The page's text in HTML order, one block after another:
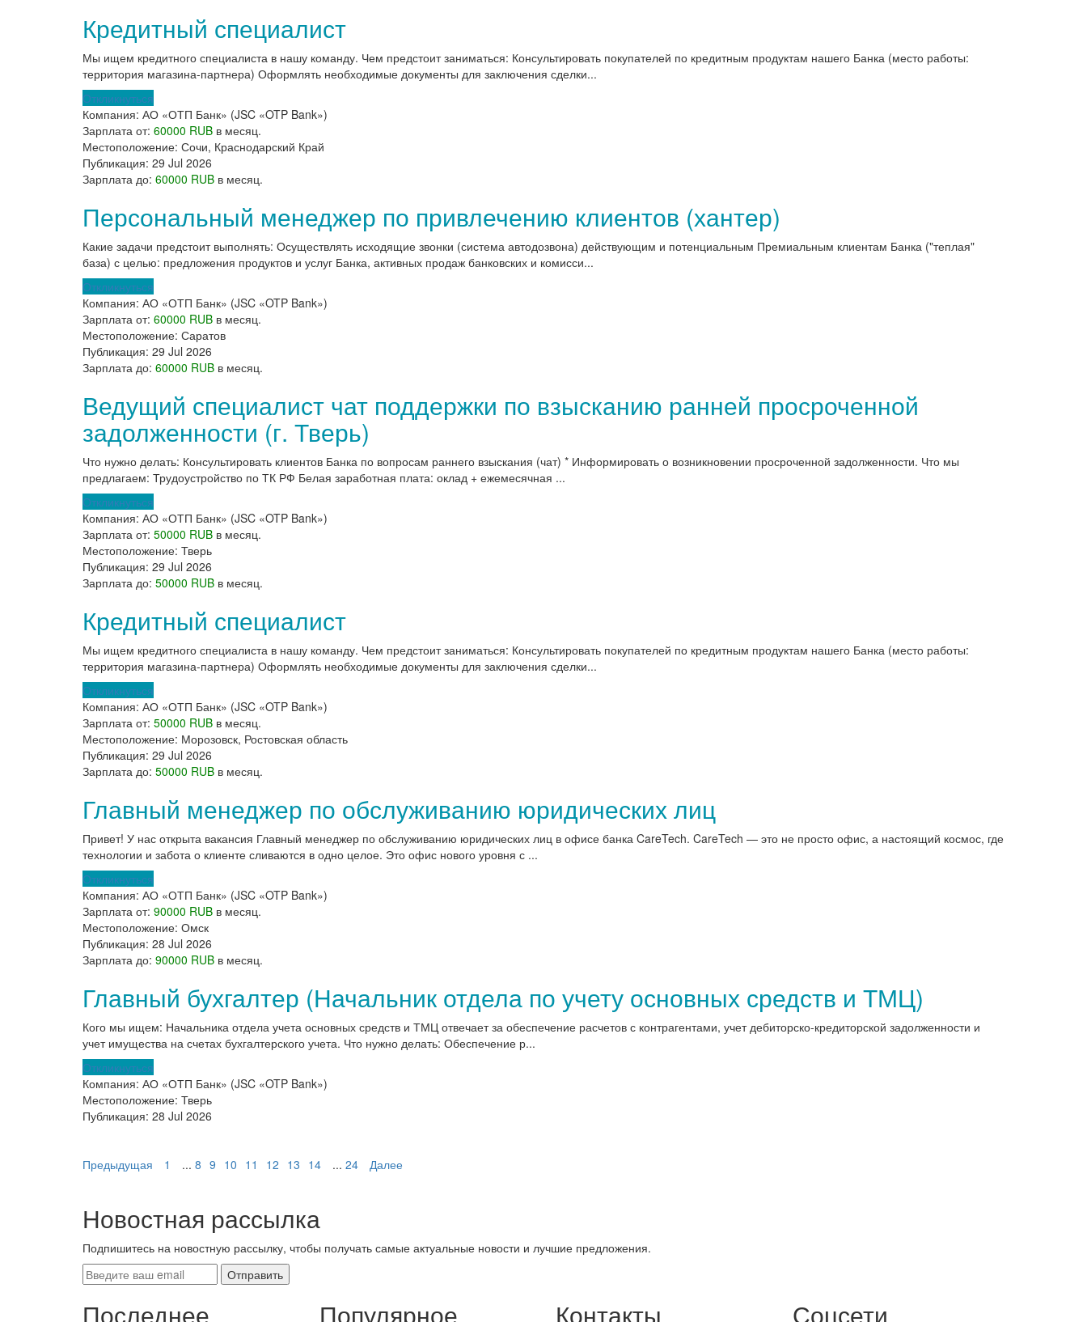
Кредитный специалист
Мы ищем кредитного специалиста в нашу команду. Чем предстоит заниматься: Консультировать покупателей по кредитным продуктам нашего Банка (место работы:
территория магазина-партнера) Оформлять необходимые документы для заключения сделки...
Откликнуться
Компания: АО «ОТП Банк» (JSC «OTP Bank»)
Зарплата от: 60000 RUB в месяц.
Местоположение: Сочи, Краснодарский Край
Публикация: 29 Jul 2026
Зарплата до: 60000 RUB в месяц.
Персональный менеджер по привлечению клиентов (хантер)
Какие задачи предстоит выполнять: Осуществлять исходящие звонки (система автодозвона) действующим и потенциальным Премиальным клиентам Банка ("теплая"
база) с целью: предложения продуктов и услуг Банка, активных продаж банковских и комисси...
Откликнуться
Компания: АО «ОТП Банк» (JSC «OTP Bank»)
Зарплата от: 60000 RUB в месяц.
Местоположение: Саратов
Публикация: 29 Jul 2026
Зарплата до: 60000 RUB в месяц.
Ведущий специалист чат поддержки по взысканию ранней просроченной
задолженности (г. Тверь)
Что нужно делать: Консультировать клиентов Банка по вопросам раннего взыскания (чат) * Информировать о возникновении просроченной задолженности. Что мы
предлагаем: Трудоустройство по ТК РФ Белая заработная плата: оклад + ежемесячная ...
Откликнуться
Компания: АО «ОТП Банк» (JSC «OTP Bank»)
Зарплата от: 50000 RUB в месяц.
Местоположение: Тверь
Публикация: 29 Jul 2026
Зарплата до: 50000 RUB в месяц.
Кредитный специалист
Мы ищем кредитного специалиста в нашу команду. Чем предстоит заниматься: Консультировать покупателей по кредитным продуктам нашего Банка (место работы:
территория магазина-партнера) Оформлять необходимые документы для заключения сделки...
Откликнуться
Компания: АО «ОТП Банк» (JSC «OTP Bank»)
Зарплата от: 50000 RUB в месяц.
Местоположение: Морозовск, Ростовская область
Публикация: 29 Jul 2026
Зарплата до: 50000 RUB в месяц.
Главный менеджер по обслуживанию юридических лиц
Привет! У нас открыта вакансия Главный менеджер по обслуживанию юридических лиц в офисе банка CareTech. CareTech — это не просто офис, а настоящий космос, где
технологии и забота о клиенте сливаются в одно целое. Это офис нового уровня с ...
Откликнуться
Компания: АО «ОТП Банк» (JSC «OTP Bank»)
Зарплата от: 90000 RUB в месяц.
Местоположение: Омск
Публикация: 28 Jul 2026
Зарплата до: 90000 RUB в месяц.
Главный бухгалтер (Начальник отдела по учету основных средств и ТМЦ)
Кого мы ищем: Начальника отдела учета основных средств и ТМЦ отвечает за обеспечение расчетов с контрагентами, учет дебиторско-кредиторской задолженности и
учет имущества на счетах бухгалтерского учета. Что нужно делать: Обеспечение р...
Откликнуться
Компания: АО «ОТП Банк» (JSC «OTP Bank»)
Местоположение: Тверь
Публикация: 28 Jul 2026
Предыдущая 1 ... 8 9 10 11 12 13 14 ... 24 Далее
Новостная рассылка
Подпишитесь на новостную рассылку, чтобы получать самые актуальные новости и лучшие предложения.
Последнее Популярное Контакты Соцсети